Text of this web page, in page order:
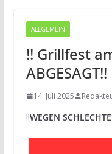
ALLGEMEIN
!! Grillfest
ABGESAGT!!
14. Juli 2025
!!WEGEN